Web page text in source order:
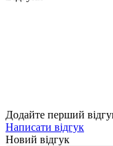
Додайте перший
Написати відгук
Новий відгук